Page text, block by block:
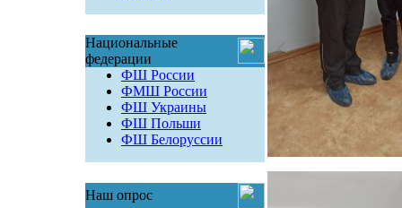
Национальные
федерации
ФШ России
ФМШ России
ФШ Украины
ФШ Польши
ФШ Белоруссии
Наш опрос